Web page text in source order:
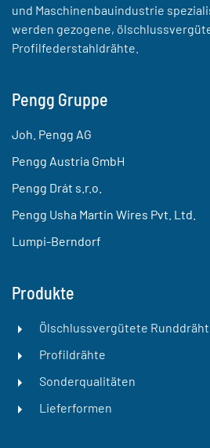
und Maschinenbauindustrie
werden gezogene,
Profilfederstahldrähte.
Pengg Gruppe
Joh. Pengg AG
Pengg Austria GmbH
Pengg Drát s.r.o.
Pengg Usha Martin Wires Pvt. Ltd.
Lumpi-Berndorf
Produkte
Ölschlussvergütete
Profildrähte
Sonderqualitäten
Lieferformen